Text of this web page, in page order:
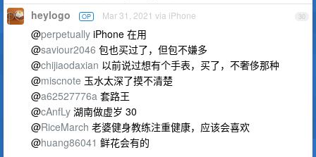
30
heylogo OP Mar 31, 2021 via iPhone
@perpetually iPhone 在用
@saviour2046 包也买过了，但包不嫌多
@chijiaodaxian 以前说过想有个手表，买了，不奢侈那种
@miscnote 玉水太深了摸不清楚
@a62527776a 套路王
@cAnfLy 湖南做虚岁 30
@RiceMarch 老婆健身教练注重健康，应该会喜欢
@huang86041 鲜花会有的